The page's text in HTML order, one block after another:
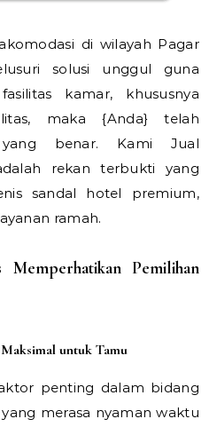
di wilayah Pagar
solusi unggul guna
kamar, khususnya
maka {Anda} telah
benar. Kami Jual
rekan terbukti yang
sandal hotel premium,
ramah.
Pemilihan
untuk Tamu
penting dalam bidang
merasa nyaman waktu